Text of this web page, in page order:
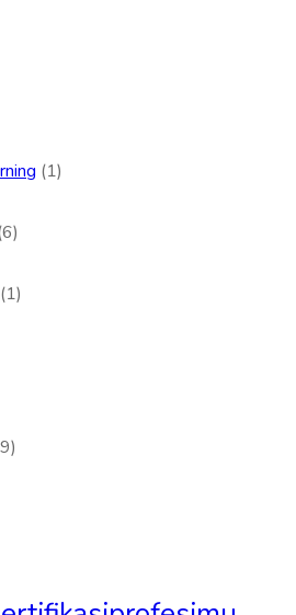
(1)
(1)